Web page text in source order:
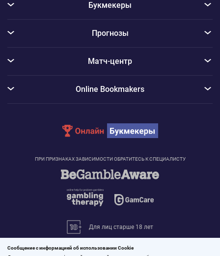
ПРИ ПРИЗНАКАХ ЗАВИСИМОСТИ ОБРАТИТЕСЬ К СПЕЦИАЛИСТУ
Для лиц старше 18 лет
Букмекеры
Прогнозы
Матч-центр
Online Bookmakers
Сообщение с информацией об использовании Cookie